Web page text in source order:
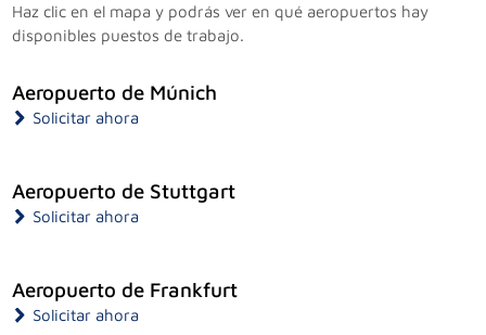
Haz clic en el mapa y podrás ver en qué aeropuertos hay
disponibles puestos de trabajo.
Aeropuerto de Múnich
Solicitar ahora
Aeropuerto de Stuttgart
Solicitar ahora
Aeropuerto de Frankfurt
Solicitar ahora